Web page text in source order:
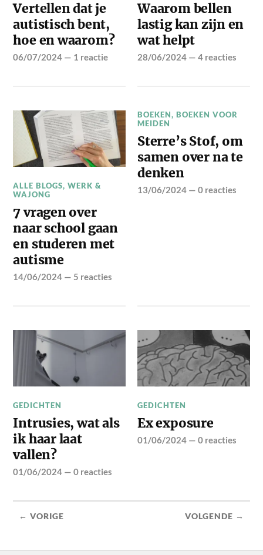
Vertellen dat je
autistisch bent,
hoe en waarom?
06/07/2024 — 1 reactie
Waarom bellen
lastig kan zijn en
wat helpt
28/06/2024 —4 reacties
ALLE BLOGS,WERK &
WAJONG
7 vragen over
naar school gaan
en studeren met
autisme
14/06/2024 — 5 reacties
BOEKEN,BOEKEN VOOR
MEIDEN
Sterre’s Stof, om
samen over na te
denken
13/06/2024 —0 reacties
GEDICHTEN
Intrusies, wat als
ik haar laat
vallen?
01/06/2024 —0 reacties
GEDICHTEN
Ex exposure
01/06/2024 —0 reacties
← VORIGE VOLGENDE →